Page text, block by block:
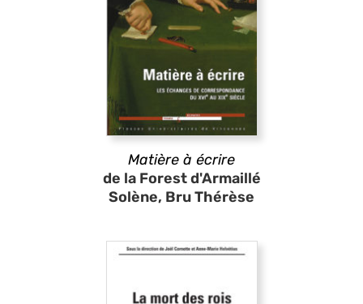
Matière à écrire
de la Forest d'Armaillé
Solène, Bru Thérèse